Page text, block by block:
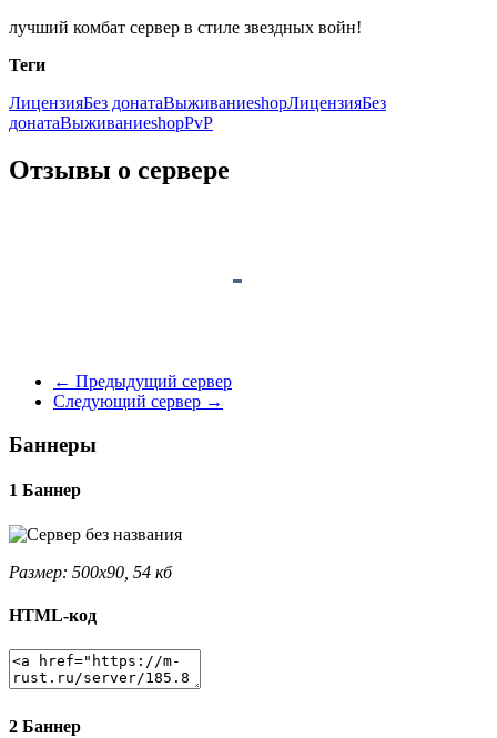
лучший комбат сервер в стиле звездных войн!
Теги
ЛицензияБез донатаВыживаниеshopЛицензияБез
донатаВыживаниеshopPvP
Отзывы о сервере
← Предыдущий сервер
Следующий сервер →
Баннеры
1 Баннер
Размер: 500x90, 54 кб
HTML-код
2 Баннер